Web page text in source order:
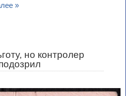
»
но контролер